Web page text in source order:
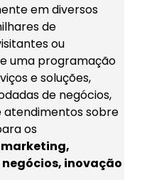
em diversos
de
ou
uma programação
e soluções,
de negócios,
atendimentos sobre
os
marketing,
inovação